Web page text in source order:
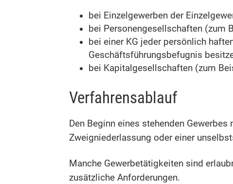
bei Einzelgewerben der
bei Personengesellschaften (zum
bei einer KG jeder persönlich
Geschäftsführungsbefugnis
bei Kapitalgesellschaften (zum
Verfahrensablauf
Den Beginn eines stehenden
Zweigniederlassung oder einer
Manche Gewerbetätigkeiten sind
zusätzliche Anforderungen.